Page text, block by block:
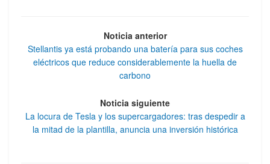
Noticia anterior
Stellantis ya está probando una batería para sus coches
eléctricos que reduce considerablemente la huella de
carbono
Noticia siguiente
La locura de Tesla y los supercargadores: tras despedir a
la mitad de la plantilla, anuncia una inversión histórica